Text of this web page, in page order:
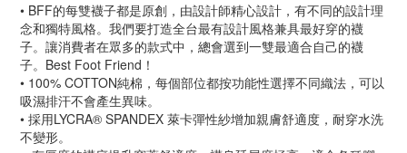
• BFF的每雙襪子都是原創，由設計師精心設計，有不同的設計理
念和獨特風格。我們要打造全台最有設計風格兼具最好穿的襪
子。讓消費者在眾多的款式中，總會選到一雙最適合自己的襪
子。Best Foot Friend！
• 100% COTTON純棉，每個部位都按功能性選擇不同織法，可以
吸濕排汗不會產生異味。
• 採用LYCRA® SPANDEX 萊卡彈性紗增加親膚舒適度，耐穿水洗
不變形。